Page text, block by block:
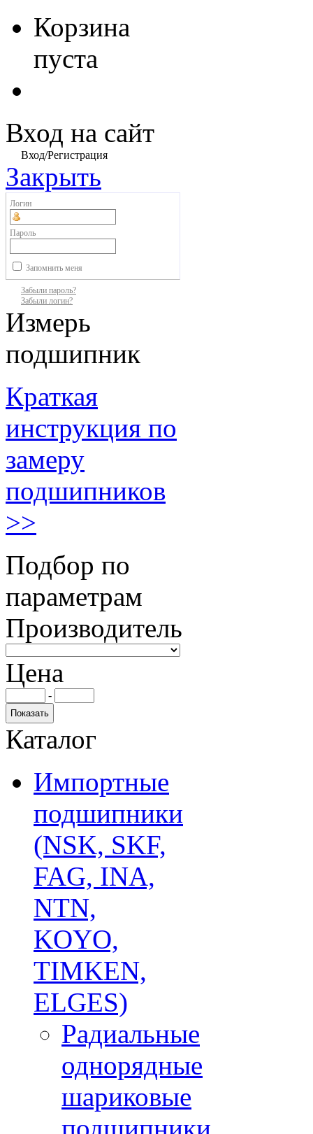
Корзина
пуста
Вход на сайт
Вход/Регистрация
Закрыть
Логин
Пароль
Запомнить меня
Забыли пароль?
Забыли логин?
Измерь
подшипник
Краткая
инструкция по
замеру
подшипников
>>
Подбор по
параметрам
Производитель
Цена
-
Каталог
Импортные
подшипники
(NSK, SKF,
FAG, INA,
NTN,
KOYO,
TIMKEN,
ELGES)
Радиальные
однорядные
шариковые